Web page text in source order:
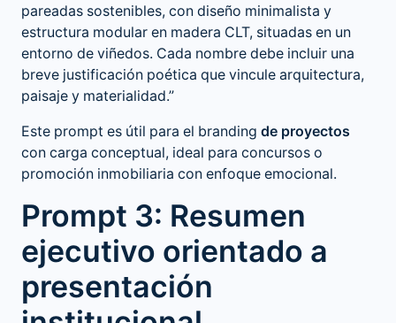
pareadas sostenibles, con diseño minimalista y
estructura modular en madera CLT, situadas en un
entorno de viñedos. Cada nombre debe incluir una
breve justificación poética que vincule arquitectura,
paisaje y materialidad.”
Este prompt es útil para el branding de proyectos
con carga conceptual, ideal para concursos o
promoción inmobiliaria con enfoque emocional.
Prompt 3: Resumen
ejecutivo orientado a
presentación